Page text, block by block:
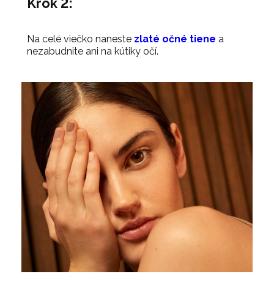
Na celé viečko naneste zlaté očné tiene a
nezabudnite ani na kútiky očí.